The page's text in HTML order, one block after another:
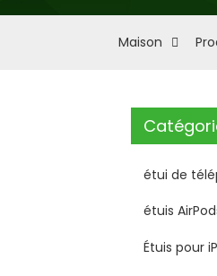
Maison
étui de
étuis
Étuis pour